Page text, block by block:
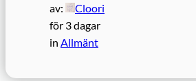
av:
Cloori
för 3 dagar
in Allmänt